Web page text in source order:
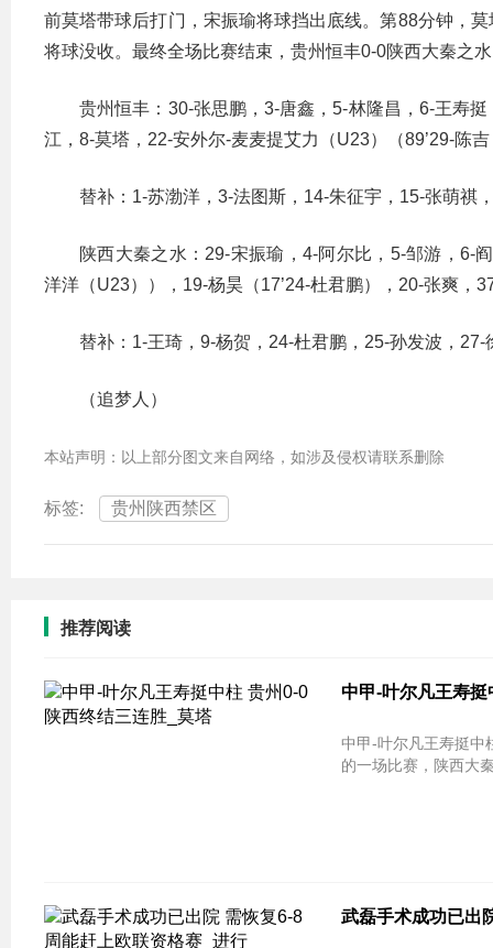
前莫塔带球后打门，宋振瑜将球挡出底线。第88分钟，
将球没收。最终全场比赛结束，贵州恒丰0-0陕西大秦之
贵州恒丰：30-张思鹏，3-唐鑫，5-林隆昌，6-王寿
江，8-莫塔，22-安外尔-麦麦提艾力（U23）（89’29-陈
替补：1-苏渤洋，3-法图斯，14-朱征宇，15-张萌祺
陕西大秦之水：29-宋振瑜，4-阿尔比，5-邹游，6-
洋洋（U23）），19-杨昊（17’24-杜君鹏），20-张爽，
替补：1-王琦，9-杨贺，24-杜君鹏，25-孙发波，
（追梦人）
本站声明：以上部分图文来自网络，如涉及侵权请联系删除
标签: 贵州陕西禁区
推荐阅读
中甲-叶尔凡王寿
中甲-叶尔凡王寿挺中柱 贵州0-0陕西
的一场比赛，陕西大
武磊手术成功已出